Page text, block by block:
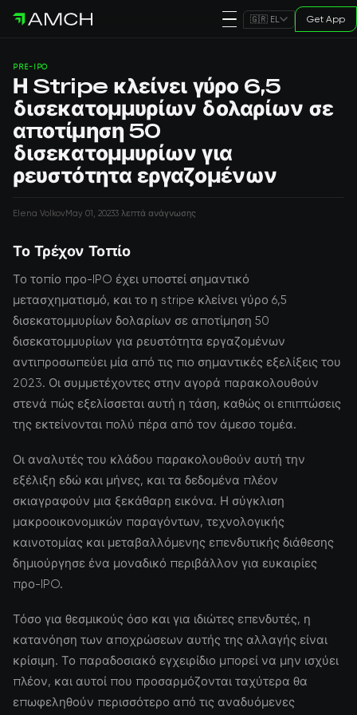
🇬🇷 EL Get App
PRE-IPO
Η Stripe κλείνει γύρο 6,5
δισεκατομμυρίων δολαρίων σε
αποτίμηση 50
δισεκατομμυρίων για
ρευστότητα εργαζομένων
Elena VolkovMay 01, 20233 λεπτά ανάγνωσης
Το Τρέχον Τοπίο
Το τοπίο προ-IPO έχει υποστεί σημαντικό
μετασχηματισμό, και το η stripe κλείνει γύρο 6,5
δισεκατομμυρίων δολαρίων σε αποτίμηση 50
δισεκατομμυρίων για ρευστότητα εργαζομένων
αντιπροσωπεύει μία από τις πιο σημαντικές εξελίξεις του
2023. Οι συμμετέχοντες στην αγορά παρακολουθούν
στενά πώς εξελίσσεται αυτή η τάση, καθώς οι επιπτώσεις
της εκτείνονται πολύ πέρα από τον άμεσο τομέα.
Οι αναλυτές του κλάδου παρακολουθούν αυτή την
εξέλιξη εδώ και μήνες, και τα δεδομένα πλέον
σκιαγραφούν μια ξεκάθαρη εικόνα. Η σύγκλιση
μακροοικονομικών παραγόντων, τεχνολογικής
καινοτομίας και μεταβαλλόμενης επενδυτικής διάθεσης
δημιούργησε ένα μοναδικό περιβάλλον για ευκαιρίες
προ-IPO.
Τόσο για θεσμικούς όσο και για ιδιώτες επενδυτές, η
κατανόηση των αποχρώσεων αυτής της αλλαγής είναι
κρίσιμη. Το παραδοσιακό εγχειρίδιο μπορεί να μην ισχύει
πλέον, και αυτοί που προσαρμόζονται ταχύτερα θα
επωφεληθούν περισσότερο από τις αναδυόμενες